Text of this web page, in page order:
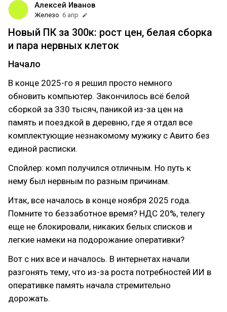
Алексей Иванов
Железо 6 апр
Новый ПК за 300к: рост цен, белая сборка
и пара нервных клеток
Начало
В конце 2025-го я решил просто немного
обновить компьютер. Закончилось всё белой
сборкой за 330 тысяч, паникой из-за цен на
память и поездкой в деревню, где я отдал все
комплектующие незнакомому мужику с Авито без
единой расписки.
Спойлер: комп получился отличным. Но путь к
нему был нервным по разным причинам.
Итак, все началось в конце ноября 2025 года.
Помните то беззаботное время? НДС 20%, телегу
еще не блокировали, никаких белых списков и
легкие намеки на подорожание оперативки?
Вот с них все и началось. В интернетах начали
разгонять тему, что из-за роста потребностей ИИ в
оперативке память начала стремительно
дорожать.